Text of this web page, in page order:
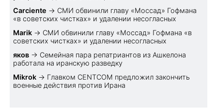
Carciente → СМИ обвинили главу «Моссад» Гофмана
«в советских чистках» и удалении несогласных
Marik → СМИ обвинили главу «Моссад» Гофмана «в
советских чистках» и удалении несогласных
яков → Семейная пара репатриантов из Ашкелона
работала на иранскую разведку
Mikrok → Главком CENTCOM предложил закончить
военные действия против Ирана